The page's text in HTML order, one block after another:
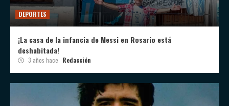
DEPORTES
¡La casa de la infancia de Messi en Rosario está
deshabitada!
3 años hace Redacción